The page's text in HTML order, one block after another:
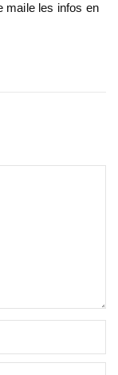
maile les infos en